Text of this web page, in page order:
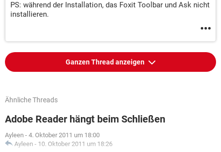
PS: während der Installation, das Foxit Toolbar und Ask nicht
installieren.
Ganzen Thread anzeigen
Ähnliche Threads
Adobe Reader hängt beim Schließen
Ayleen - 4. Oktober 2011 um 18:00
Ayleen - 10. Oktober 2011 um 18:26